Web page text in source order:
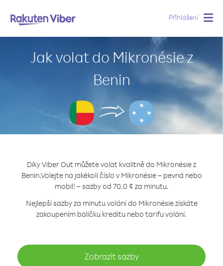
Přihlášení
Jak volat do Mikronésie z
Benin
Díky Viber Out můžete volat kvalitně do Mikronésie z
Benin.Volejte na jakékoli číslo v Mikronésie – pevná nebo
mobil! – sazby od 70.0 ¢ za minutu.
Nejlepší sazby za minutu volání do Mikronésie získáte
zakoupením balíčku kreditu nebo tarifu volání.
Zobrazit sazby